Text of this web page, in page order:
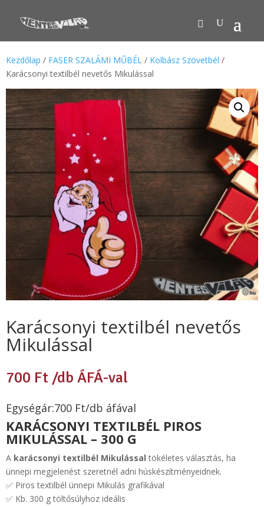
Kezdőlap / FASER SZALÁMI MŰBÉL / Kolbász Szövetbél /
Karácsonyi textilbél nevetős Mikulással
Karácsonyi textilbél nevetős
Mikulással
700 Ft/db ÁFÁ-val
Egységár:700 Ft/db áfával
KARÁCSONYI TEXTILBÉL PIROS
MIKULÁSSAL – 300 G
A karácsonyi textilbél Mikulással tökéletes választás, ha
ünnepi megjelenést szeretnél adni húskészítményeidnek.
✅ Piros textilbél ünnepi Mikulás grafikával
✅ Kb. 300 g töltősúlyhoz ideális